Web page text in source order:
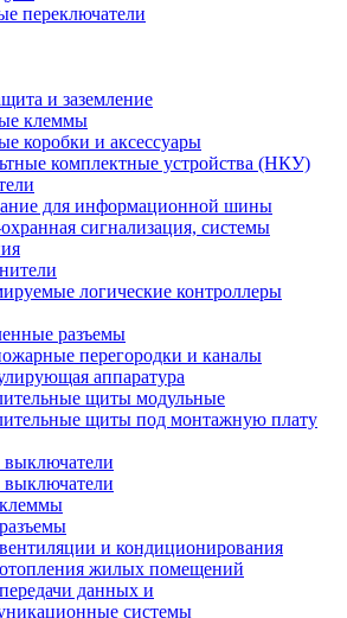
переключатели
и заземление
клеммы
коробки и аксессуары
комплектные устройства (НКУ)
для информационной шины
сигнализация, системы
логические контроллеры
разъемы
перегородки и каналы
аппаратура
щиты модульные
щиты под монтажную плату
выключатели
выключатели
и кондиционирования
жилых помещений
данных и
системы